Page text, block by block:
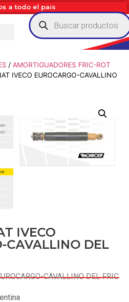
a todo el pais
/ AMORTIGUADORES FRIC-ROT
IVECO EUROCARGO-CAVALLINO
IVECO
CAVALLINO DEL
CAVALLINO DEL FRIC